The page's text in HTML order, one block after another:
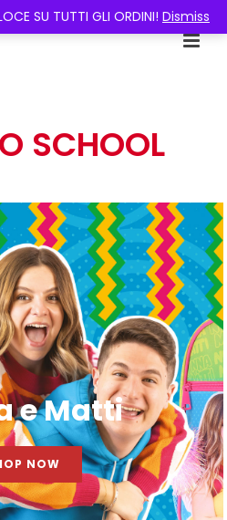
SU TUTTI GLI ORDINI! Dismiss
SCHOOL
e Matti
NOW